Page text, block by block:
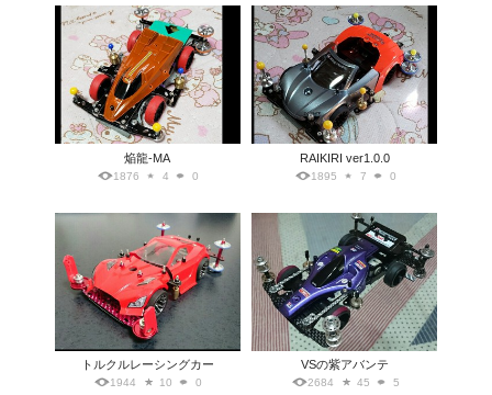
焔龍-MA
1876 4 0
RAIKIRI ver1.0.0
1895 7 0
トルクルレーシングカー
1944 10 0
VSの紫アバンテ
2684 45 5